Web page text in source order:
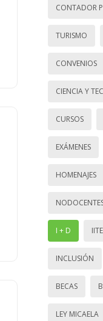
CONTADOR
TURISMO
CONVENIOS
CIENCIA Y
CURSOS
EXÁMENES
HOMENAJES
I + D
INCLUSIÓN
BECAS
LEY MICAELA